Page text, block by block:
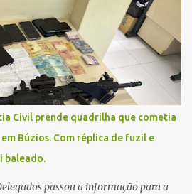
de toda população, pois se trata de
foge ao controle da administração
Civil prende quadrilha que cometia
Búzios. Com réplica de fuzil e
baleado.
passou a informação para a